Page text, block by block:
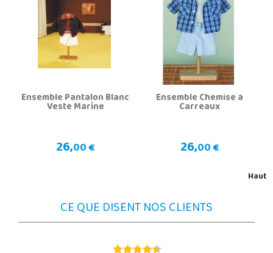
Ensemble Pantalon Blanc
Veste Marine
26,00 €
Ensemble Chemise à
Carreaux
26,00 €
Haut
CE QUE DISENT NOS CLIENTS